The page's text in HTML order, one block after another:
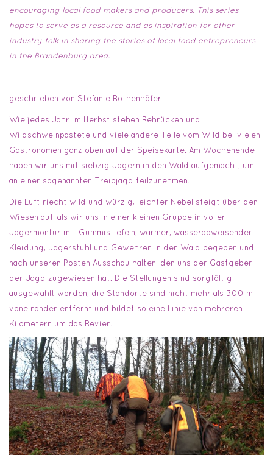
encouraging local food makers and producers. This series
hopes to serve as a resource and as inspiration for other
industry folk in sharing the stories of local food entrepreneurs
in the Brandenburg area.
geschrieben von Stefanie Rothenhöfer
Wie jedes Jahr im Herbst stehen Rehrücken und
Wildschweinpastete und viele andere Teile vom Wild bei vielen
Gastronomen ganz oben auf der Speisekarte. Am Wochenende
haben wir uns mit siebzig Jägern in den Wald aufgemacht, um
an einer sogenannten Treibjagd teilzunehmen.
Die Luft riecht wild und würzig, leichter Nebel steigt über den
Wiesen auf, als wir uns in einer kleinen Gruppe in voller
Jägermontur mit Gummistiefeln, warmer, wasserabweisender
Kleidung, Jägerstuhl und Gewehren in den Wald begeben und
nach unseren Posten Ausschau halten, den uns der Gastgeber
der Jagd zugewiesen hat. Die Stellungen sind sorgfältig
ausgewählt worden, die Standorte sind nicht mehr als 300 m
voneinander entfernt und bildet so eine Linie von mehreren
Kilometern um das Revier.